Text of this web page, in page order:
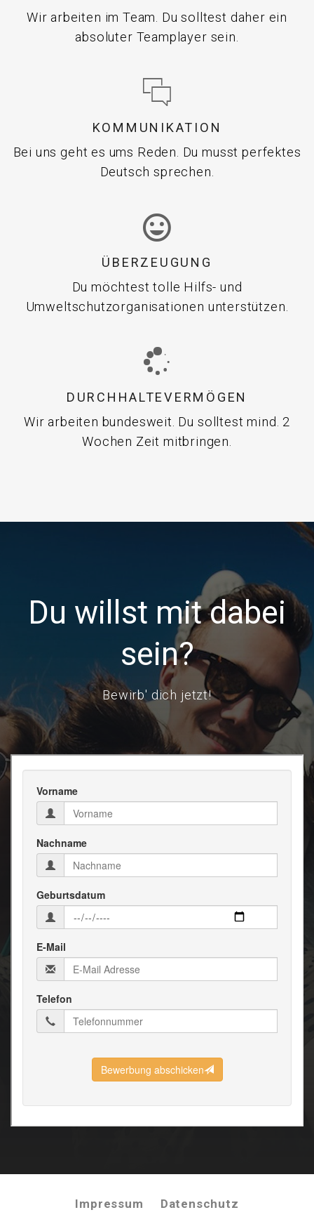
Wir arbeiten im Team. Du solltest daher ein
absoluter Teamplayer sein.
KOMMUNIKATION
Bei uns geht es ums Reden. Du musst perfektes
Deutsch sprechen.
ÜBERZEUGUNG
Du möchtest tolle Hilfs- und
Umweltschutzorganisationen unterstützen.
DURCHHALTEVERMÖGEN
Wir arbeiten bundesweit. Du solltest mind. 2
Wochen Zeit mitbringen.
Du willst mit dabei
sein?
Bewirb' dich jetzt!
Impressum Datenschutz